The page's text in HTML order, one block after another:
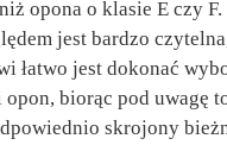
opona o klasie E czy
jest bardzo
łatwo jest dokonać
biorąc pod uwagę
skrojony